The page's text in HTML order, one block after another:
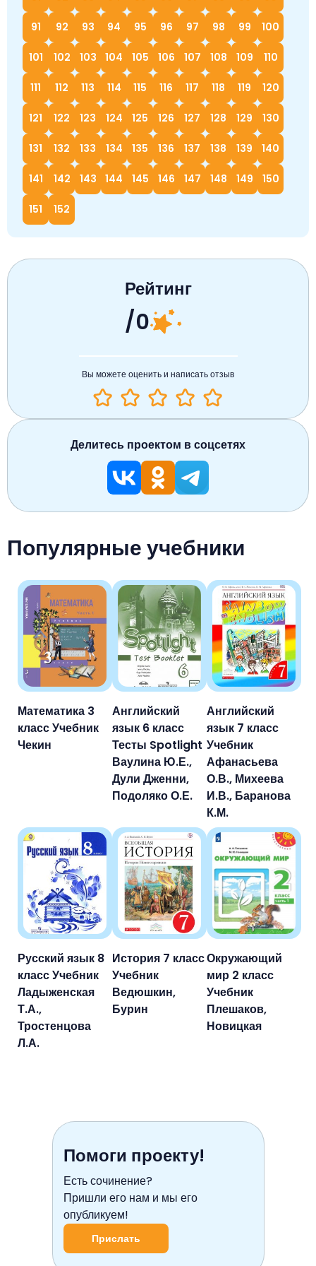
91 92 93 94 95 96 97 98 99 100
101 102 103 104 105 106 107 108 109 110
111 112 113 114 115 116 117 118 119 120
121 122 123 124 125 126 127 128 129 130
131 132 133 134 135 136 137 138 139 140
141 142 143 144 145 146 147 148 149 150
151 152
Популярные учебники
Математика 3
класс Учебник
Чекин
Английский
язык 6 класс
Тесты Spotlight
Ваулина Ю.Е.,
Дули Дженни,
Подоляко О.Е.
Английский
язык 7 класс
Учебник
Афанасьева
О.В., Михеева
И.В., Баранова
К.М.
Русский язык 8
класс Учебник
Ладыженская
Т.А.,
Тростенцова
Л.А.
История 7 класс
Учебник
Ведюшкин,
Бурин
Окружающий
мир 2 класс
Учебник
Плешаков,
Новицкая
Рейтинг
/0
Вы можете оценить и написать отзыв
Делитесь проектом в соцсетях
Помоги проекту!
Есть сочинение?
Пришли его нам и мы его
опубликуем!
Прислать